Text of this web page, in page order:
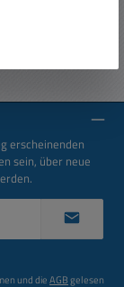
erscheinenden
sein, über neue
und dieAGBgelesen